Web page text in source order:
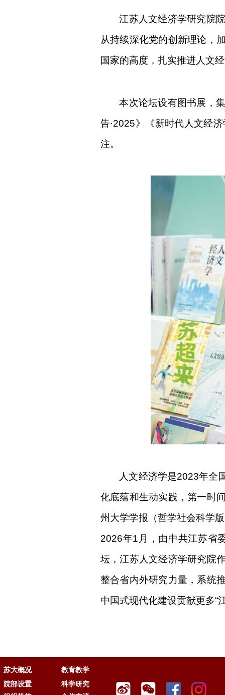
江苏人文经济学研究院
从持续深化党的创新理论，
国家的高度，扎实推进人文
本次论坛设有图书展，
告·2025》《新时代人文经
注。
人文经济学是2023年全
化底蕴和生动实践，第一时
州大学学报（哲学社会科学
2026年1 月，由中共江苏省
坛，江苏人文经济学研究院
整合省内外研究力量，系统
中国式现代化建设贡献更多“
苏大概况
教育教学
院部设置
科学研究